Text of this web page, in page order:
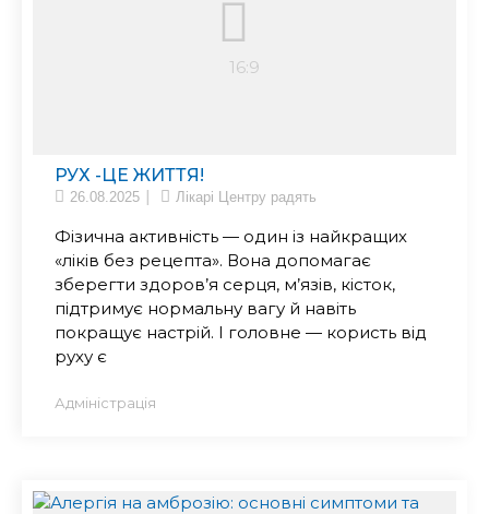
РУХ -ЦЕ ЖИТТЯ!
26.08.2025 Лікарі Центру радять
Фізична активність — один із найкращих
«ліків без рецепта». Вона допомагає
зберегти здоров’я серця, м’язів, кісток,
підтримує нормальну вагу й навіть
покращує настрій. І головне — користь від
руху є
Адміністрація